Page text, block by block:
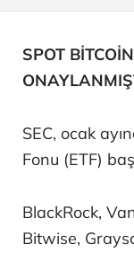
SPOT
SEC, ocak
Fonu (ETF)
BlackRock,
Bitwise,